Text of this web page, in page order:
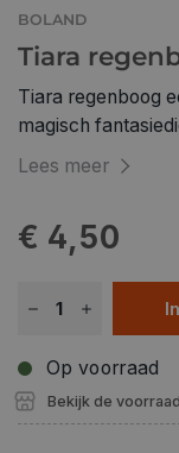
BOLAND
Tiara
Tiara regenboog
magisch
Lees meer
€ 4,50
Op voorraad
Bekijk de